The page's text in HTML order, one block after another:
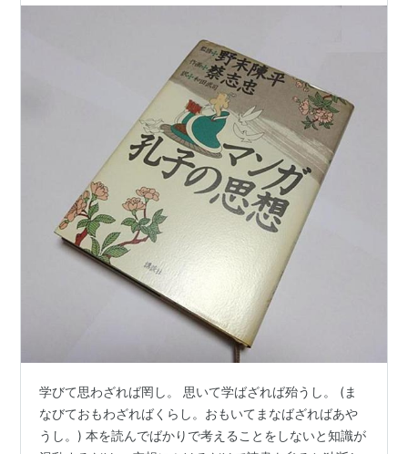
（観客役） ＊アニメ映画
霊感ヤマカン第六感
（2代目司会者）
談志・陳平の言いたい放だい
学びて思わざれば罔し。 思いて学ばざれば殆うし。 (ま
なびておもわざればくらし。おもいてまなばざればあや
うし。) 本を読んでばかりで考えることをしないと知識が